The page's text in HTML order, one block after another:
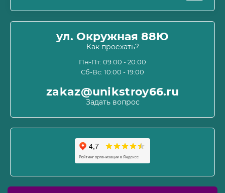
Информация о доставке
Пользовательское соглашение и оферта
Политика конфиденциальности
Связаться с нами
Карта сайта
Производители
ул. Окружная 88Ю
Как проехать?
Пн-Пт: 09.00 - 20:00
Сб-Вс: 10:00 - 19:00
zakaz@unikstroy66.ru
Задать вопрос